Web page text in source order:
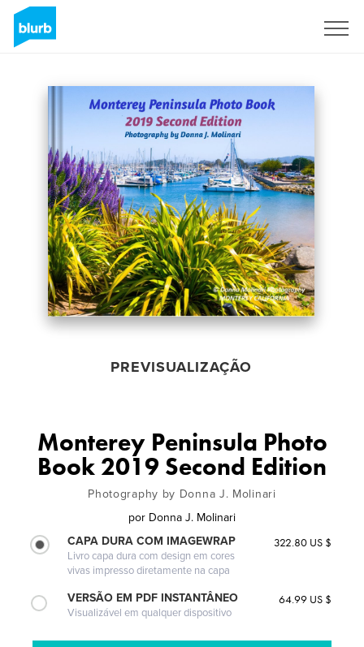
PREVISUALIZAÇÃO
Monterey Peninsula Photo
Book 2019 Second Edition
Photography by Donna J. Molinari
por Donna J. Molinari
CAPA DURA COM IMAGEWRAP
Livro capa dura com design em cores
vivas impresso diretamente na capa
322.80 US $
VERSÃO EM PDF INSTANTÂNEO
Visualizável em qualquer dispositivo
64.99 US $